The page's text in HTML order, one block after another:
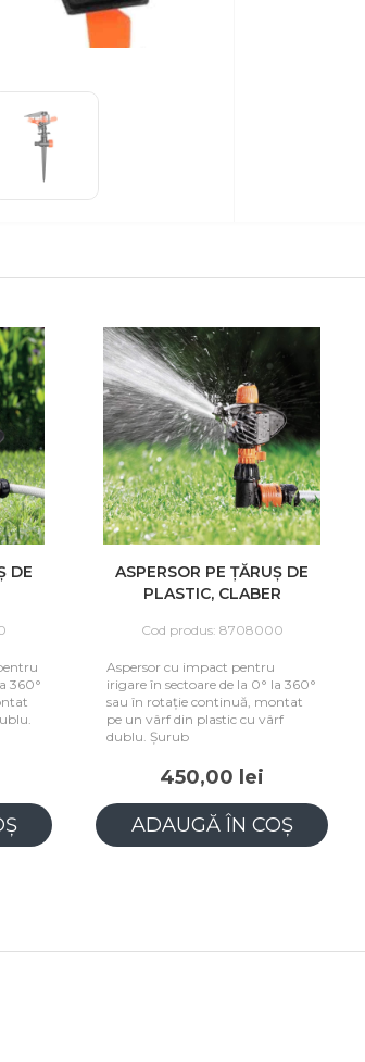
DE
360°
ASPERSOR PE ȚĂRUȘ DE
PLASTIC, CLABER
Cod produs: 8708000
Aspersor cu impact pentru
irigare în sectoare de la 0° la 360°
sau în rotație continuă, montat
pe un vârf din plastic cu vârf
dublu. Șurub
450,00 lei
ADAUGĂ ÎN COȘ